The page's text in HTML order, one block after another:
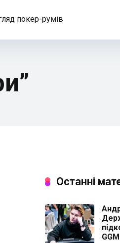
покер-румів
Останні